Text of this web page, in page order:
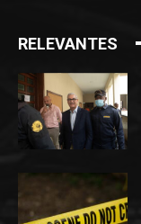
RELEVANTES